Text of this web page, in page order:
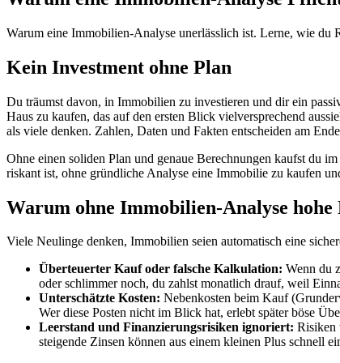
Warum eine Immobilien-Analyse unerlässlich ist. Lerne, wie
Kein Investment ohne Plan
Du träumst davon, in Immobilien zu investieren und dir ein
Haus zu kaufen, das auf den ersten Blick vielversprechend
als viele denken. Zahlen, Daten und Fakten entscheiden am
Ohne einen soliden Plan und genaue Berechnungen kaufst du
riskant ist, ohne gründliche Analyse eine Immobilie zu kaufen
Warum ohne Immobilien-Analyse hohe
Viele Neulinge denken, Immobilien seien automatisch eine
Überteuerter Kauf oder falsche Kalkulation: Wenn du
oder schlimmer noch, du zahlst monatlich drauf, weil
Unterschätzte Kosten: Nebenkosten beim Kauf
Wer diese Posten nicht im Blick hat, erlebt später böse
Leerstand und Finanzierungsrisiken ignoriert: Risiken
steigende Zinsen können aus einem kleinen Plus schnell